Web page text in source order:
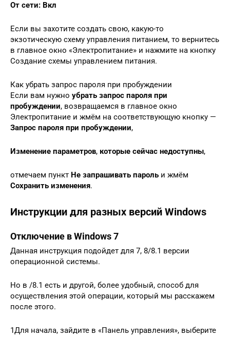
От сети: Вкл
Если вы захотите создать свою, какую-то
экзотическую схему управления питанием, то вернитесь
в главное окно «Электропитание» и нажмите на кнопку
Создание схемы управлением питания.
Как убрать запрос пароля при пробуждении
Если вам нужно убрать запрос пароля при
пробуждении, возвращаемся в главное окно
Электропитание и жмём на соответствующую кнопку —
Запрос пароля при пробуждении,
Изменение параметров, которые сейчас недоступны,
отмечаем пункт Не запрашивать пароль и жмём
Сохранить изменения.
Инструкции для разных версий Windows
Отключение в Windows 7
Данная инструкция подойдет для 7, 8/8.1 версии
операционной системы.
Но в /8.1 есть и другой, более удобный, способ для
осуществления этой операции, который мы расскажем
после этого.
1Для начала, зайдите в «Панель управления», выберите